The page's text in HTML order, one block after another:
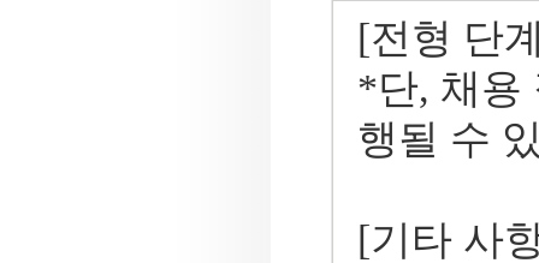
[전형 단
*단, 채용
행될 수
[기타 사